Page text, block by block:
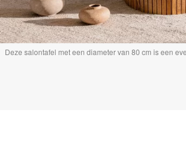
Deze salontafel met een diameter van 80 cm is een